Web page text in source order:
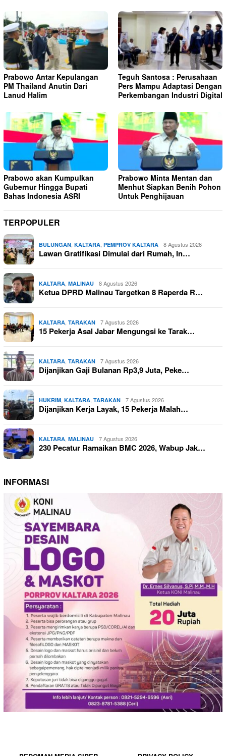
Prabowo Antar Kepulangan
PM Thailand Anutin Dari
Lanud Halim
Teguh Santosa : Perusahaan
Pers Mampu Adaptasi Dengan
Perkembangan Industri Digital
Prabowo akan Kumpulkan
Gubernur Hingga Bupati
Bahas Indonesia ASRI
Prabowo Minta Mentan dan
Menhut Siapkan Benih Pohon
Untuk Penghijauan
TERPOPULER
BULUNGAN KALTARA PEMPROV KALTARA 8 Agustus 2026
Lawan Gratifikasi Dimulai dari Rumah, In…
KALTARA MALINAU 8 Agustus 2026
Ketua DPRD Malinau Targetkan 8 Raperda R…
KALTARA TARAKAN 7 Agustus 2026
15 Pekerja Asal Jabar Mengungsi ke Tarak…
KALTARA TARAKAN 7 Agustus 2026
Dijanjikan Gaji Bulanan Rp3,9 Juta, Peke…
HUKRIM KALTARA TARAKAN 7 Agustus 2026
Dijanjikan Kerja Layak, 15 Pekerja Malah…
KALTARA MALINAU 7 Agustus 2026
230 Pecatur Ramaikan BMC 2026, Wabup Jak…
INFORMASI